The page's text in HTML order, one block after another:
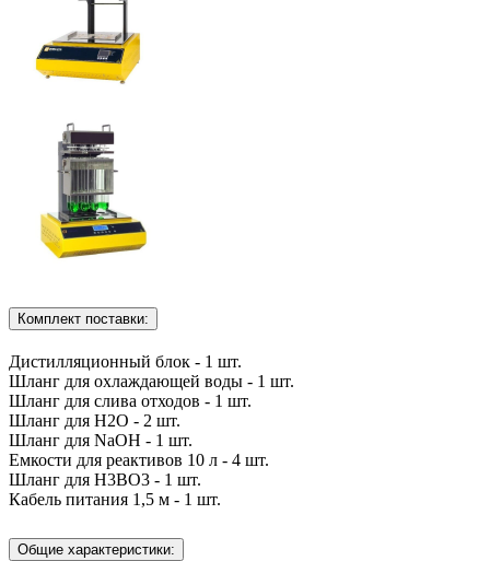
Комплект поставки:
Дистилляционный блок - 1 шт.
Шланг для охлаждающей воды - 1 шт.
Шланг для слива отходов - 1 шт.
Шланг для H2O - 2 шт.
Шланг для NaOH - 1 шт.
Емкости для реактивов 10 л - 4 шт.
Шланг для H3BO3 - 1 шт.
Кабель питания 1,5 м - 1 шт.
Общие характеристики: